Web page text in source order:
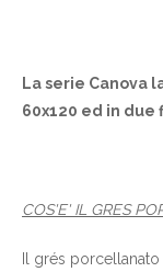
La serie Canova
60x120 ed in
COS'E' IL GRES
Il grés